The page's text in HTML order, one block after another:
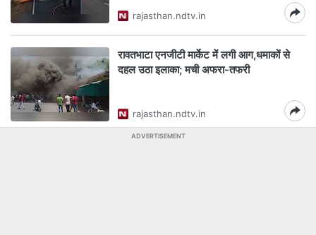
rajasthan.ndtv.in
रावतभाटा एनजीटी मार्केट में लगी आग,धमाकों से
दहल उठा इलाका; मची अफरा-तफरी
rajasthan.ndtv.in
ADVERTISEMENT